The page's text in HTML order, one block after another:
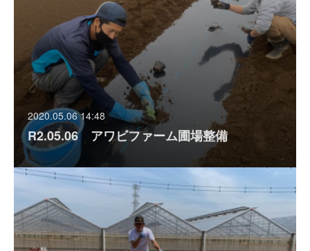
2020.05.06 14:48
R2.05.06 アワビファーム圃場整備